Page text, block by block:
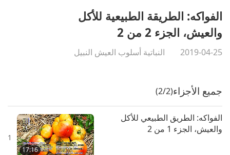
الفواكه: الطريقة الطبيعية للأكل
والعيش، الجزء 2 من 2
2019-04-25 النباتية أسلوب العيش النبيل
جميع الأجزاء(2/2)
1
17:16
الفواكه: الطريق الطبيعي للأكل
والعيش، الجزء 1 من 2